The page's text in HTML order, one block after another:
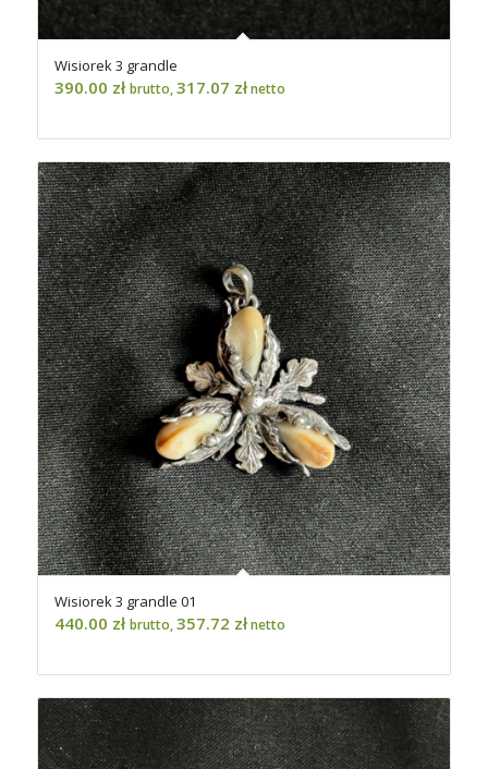
Wisiorek 3 grandle
390.00 zł brutto,317.07 złnetto
Wisiorek 3 grandle 01
440.00 zł brutto,357.72 złnetto